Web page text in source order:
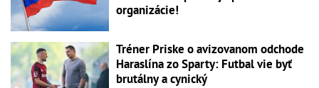
organizácie!
Tréner Priske o avizovanom odchode
Haraslína zo Sparty: Futbal vie byť
brutálny a cynický